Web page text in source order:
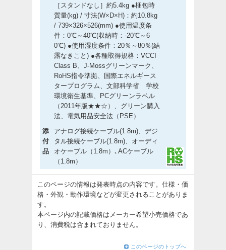
［スタンドなし］約5.4kg ●梱包時
質量(kg) / 寸法(W×D×H)：約10.8kg
/ 739×326×526(mm) ●使用温度条
件：0℃～40℃(収納時：-20℃～6
0℃) ●使用湿度条件：20％～80％(結
露なきこと) ●各種取得規格：VCCI
Class B、J-Mossグリーンマーク、
RoHS指令準拠、国際エネルギース
タープログラム、文部科学省 学校
環境衛生基準、PCグリーンラベル
（2011年版★★☆）、グリーン購入
法、電気用品安全法（PSE）
添
付
品
アナログ接続ケーブル(1.8m)、デジ
タル接続ケーブル(1.8m)、オーディ
オケーブル（1.8m）､ACケーブル
（1.8m）
このページの情報は発表時点の内容です。仕様・価
格・外観・動作環境などが変更されることがありま
す。
本ページ内の記載価格はメーカー希望小売価格であ
り、消費税は含まれておりません。
このページのトップへ